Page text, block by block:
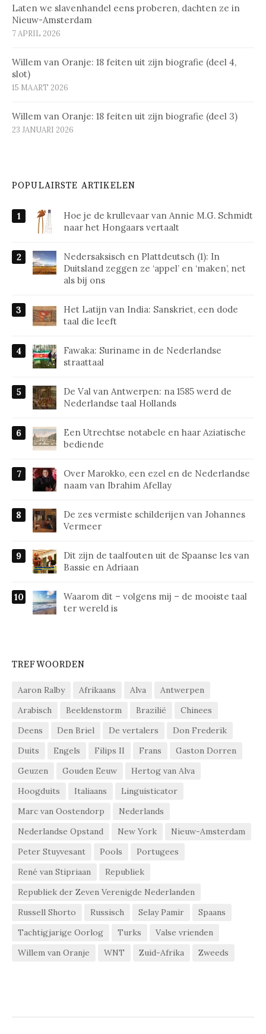
Laten we slavenhandel eens proberen, dachten ze in
Nieuw-Amsterdam
7 APRIL 2026
Willem van Oranje: 18 feiten uit zijn biografie (deel 4,
slot)
15 MAART 2026
Willem van Oranje: 18 feiten uit zijn biografie (deel 3)
23 JANUARI 2026
POPULAIRSTE ARTIKELEN
Hoe je de krullevaar van Annie M.G. Schmidt
naar het Hongaars vertaalt
Nedersaksisch en Plattdeutsch (1): In
Duitsland zeggen ze ‘appel’ en ‘maken’, net
als bij ons
Het Latijn van India: Sanskriet, een dode
taal die leeft
Fawaka: Suriname in de Nederlandse
straattaal
De Val van Antwerpen: na 1585 werd de
Nederlandse taal Hollands
Een Utrechtse notabele en haar Aziatische
bediende
Over Marokko, een ezel en de Nederlandse
naam van Ibrahim Afellay
De zes vermiste schilderijen van Johannes
Vermeer
Dit zijn de taalfouten uit de Spaanse les van
Bassie en Adriaan
Waarom dit – volgens mij – de mooiste taal
ter wereld is
TREFWOORDEN
Aaron Ralby Afrikaans Alva
Antwerpen
Arabisch
Beeldenstorm Brazilië
Chinees
Deens
Den Briel De vertalers
Don Frederik
Duits
Engels Filips II Frans
Gaston Dorren
Geuzen
Gouden Eeuw
Hertog van Alva
Hoogduits
Italiaans
Linguisticator
Marc van Oostendorp
Nederlands
Nederlandse Opstand
New York
Nieuw-Amsterdam
Peter Stuyvesant
Pools
Portugees
René van Stipriaan
Republiek
Republiek der Zeven Verenigde Nederlanden
Russell Shorto
Russisch Selay Pamir
Spaans
Tachtigjarige Oorlog
Turks
Valse vrienden
Willem van Oranje
WNT Zuid-Afrika Zweeds